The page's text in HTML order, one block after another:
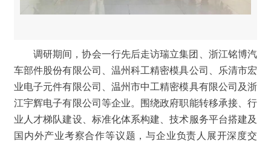
调研期间，协会一行先后走访瑞立集团、浙江铭博汽
车部件股份有限公司、温州科工精密模具公司、乐清市宏
业电子元件有限公司、温州市中工精密模具有限公司及浙
江宇辉电子有限公司 等企业。围绕政府职能转移承接、行
业人才梯队建设、标准化体系构建、技术服务平台搭建及
国内外产业考察合作等议题，与企业负责人展开深度交